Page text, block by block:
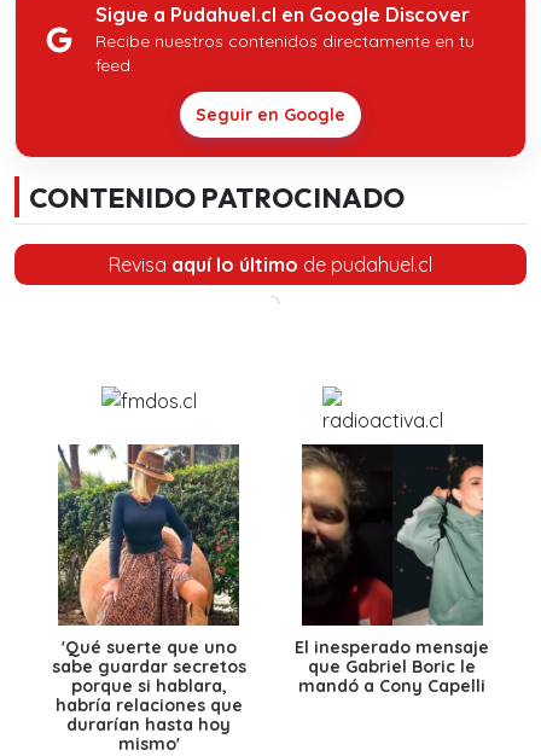
Sigue a Pudahuel.cl en Google Discover
Recibe nuestros contenidos directamente en tu
feed.
Seguir en Google
CONTENIDO PATROCINADO
Revisa aquí lo último de pudahuel.cl
'Qué suerte que uno
sabe guardar secretos
porque si hablara,
habría relaciones que
durarían hasta hoy
mismo'
El inesperado mensaje
que Gabriel Boric le
mandó a Cony Capelli